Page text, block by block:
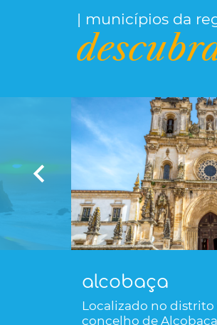
| municípios da
alcobaça
Localizado no distrito
concelho de